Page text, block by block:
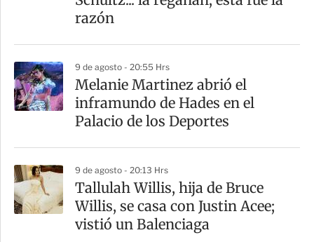
razón
9 de agosto - 20:55 Hrs
Melanie Martinez abrió el
inframundo de Hades en el
Palacio de los Deportes
9 de agosto - 20:13 Hrs
Tallulah Willis, hija de Bruce
Willis, se casa con Justin Acee;
vistió un Balenciaga